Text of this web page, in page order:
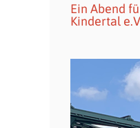
Ein Abend
Kindertal